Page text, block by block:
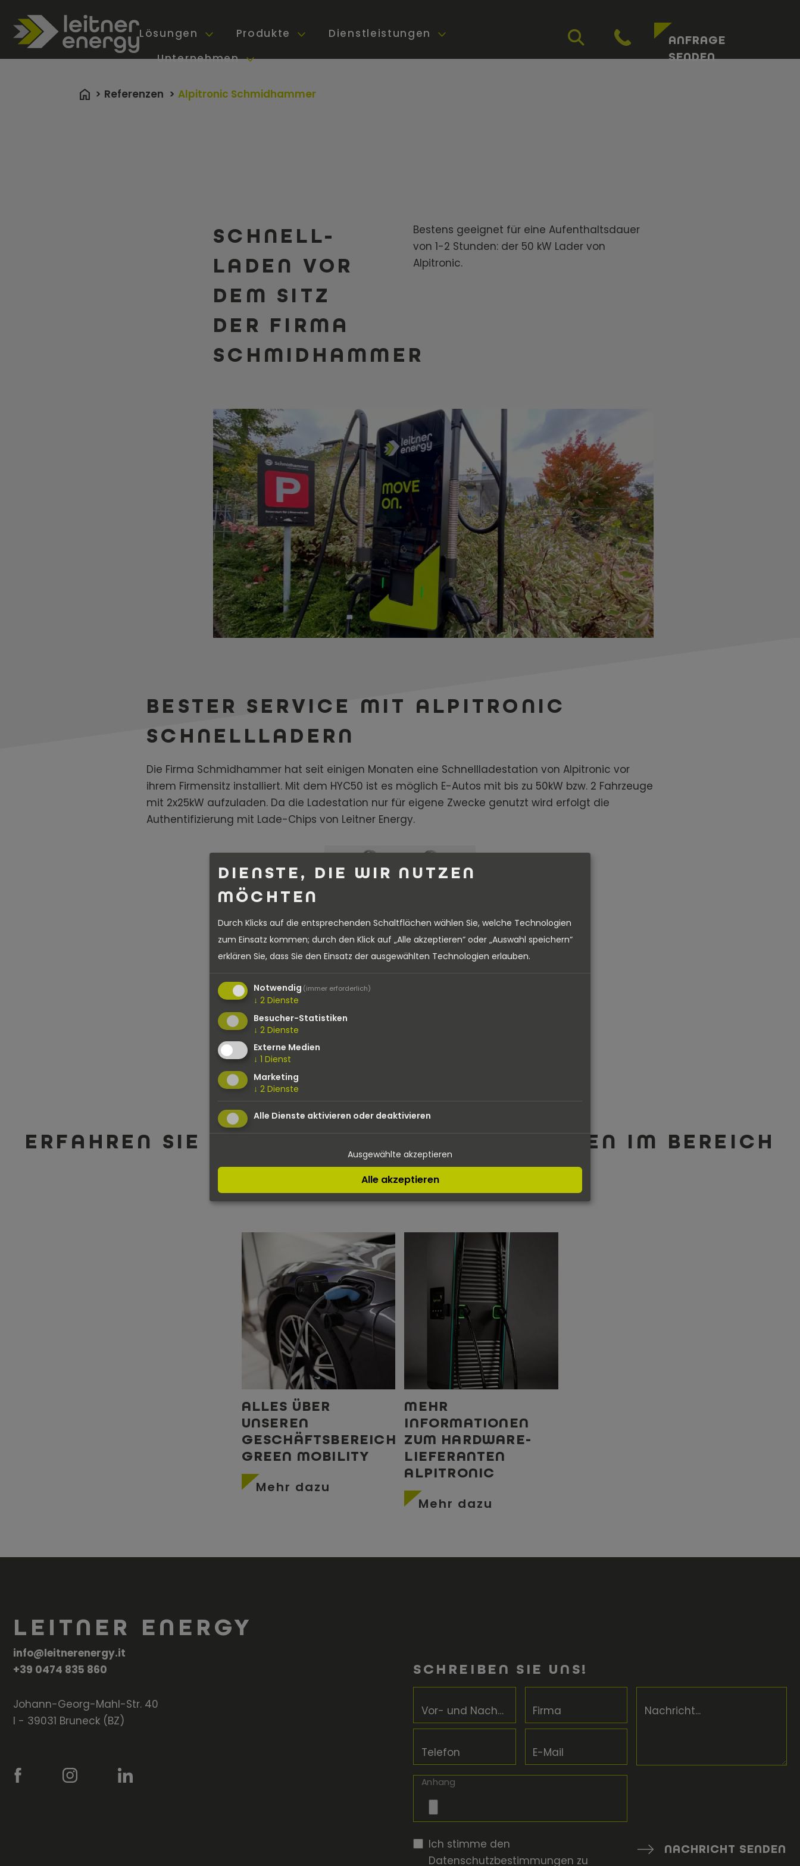
Lösungen Produkte
Dienstleistungen
Unternehmen
ANFRAGE
SENDEN
Referenzen Alpitronic Schmidhammer
SCHNELL-
LADEN VOR
DEM SITZ
DER FIRMA
SCHMIDHAMMER
Bestens geeignet für eine Aufenthaltsdauer
von 1-2 Stunden: der 50 kW Lader von
Alpitronic.
BESTER SERVICE MIT ALPITRONIC
SCHNELLLADERN
Die Firma Schmidhammer hat seit einigen Monaten eine Schnellladestation von Alpitronic vor
ihrem Firmensitz installiert. Mit dem HYC50 ist es möglich E-Autos mit bis zu 50kW bzw. 2 Fahrzeuge
mit 2x25kW aufzuladen. Da die Ladestation nur für eigene Zwecke genutzt wird erfolgt die
Authentifizierung mit Lade-Chips von Leitner Energy.
ALPITRONIC HYC 50
ERFAHREN SIE MEHR ÜBER UNSERE LEISTUNGEN IM BEREICH
DER E-MOBILITÄT
ALLES ÜBER
UNSEREN
GESCHÄFTSBEREICH
GREEN MOBILITY
Mehr dazu
MEHR
INFORMATIONEN
ZUM HARDWARE-
LIEFERANTEN
ALPITRONIC
Mehr dazu
LEITNER ENERGY
info@leitnerenergy.it
+39 0474 835 860
Johann-Georg-Mahl-Str. 40
I - 39031 Bruneck (BZ)
SCHREIBEN SIE UNS!
Vor- und Nachname Firma
Telefon E-Mail
Nachricht...
Anhang
Ich stimme den
Datenschutzbestimmungen zu
NACHRICHT SENDEN
DIENSTE, DIE WIR NUTZEN
MÖCHTEN
Durch Klicks auf die entsprechenden Schaltflächen wählen Sie, welche Technologien
zum Einsatz kommen; durch den Klick auf „Alle akzeptieren“ oder „Auswahl speichern“
erklären Sie, dass Sie den Einsatz der ausgewählten Technologien erlauben.
Notwendig (immer erforderlich)
↓ 2 Dienste
Besucher-Statistiken
↓ 2 Dienste
Externe Medien
↓ 1 Dienst
Marketing
↓ 2 Dienste
Alle Dienste aktivieren oder deaktivieren
Ausgewählte akzeptieren
Alle akzeptieren